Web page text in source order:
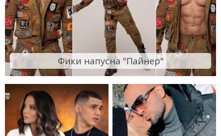
Фики напусна "Пайнер"